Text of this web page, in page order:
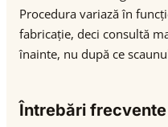
Procedura variază în
fabricație, deci consultă
înainte, nu după ce
Întrebări